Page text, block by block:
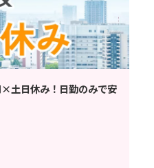
×土日休み！日勤のみで安